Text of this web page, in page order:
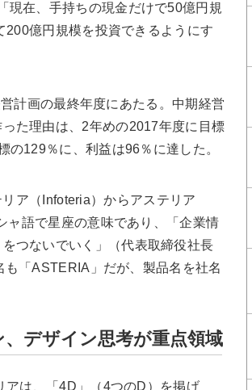
現在、手持ちの現金だけで50億円規
億円規模を投資できるようにす
計画の最終年度にあたる。中期経営
た理由は、2年めの2017年度に目標
の129％に、利益は96％に達した。
ア（Infoteria）からアステリア
ャ語で星座の意味であり、「企業情
つないでいく」（代表取締役社長
「ASTERIA」だが、製品名を社名
デザイン思考が重点領域
は、「4D」（4つのD）を掲げ